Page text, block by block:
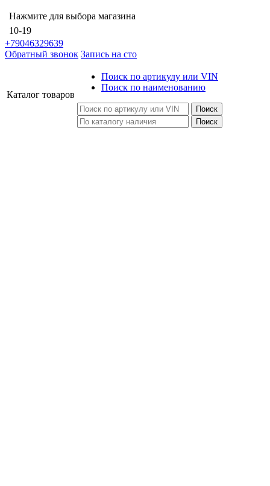
Нажмите для выбора магазина
10-19
+79046329639
Обратный звонок Запись на сто
Каталог товаров
Поиск по артикулу или VIN
Поиск по наименованию
Поиск
Поиск